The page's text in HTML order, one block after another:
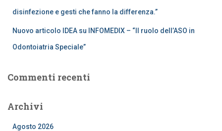
disinfezione e gesti che fanno la differenza.”
Nuovo articolo IDEA su INFOMEDIX – “Il ruolo dell’ASO in
Odontoiatria Speciale”
Commenti recenti
Archivi
Agosto 2026